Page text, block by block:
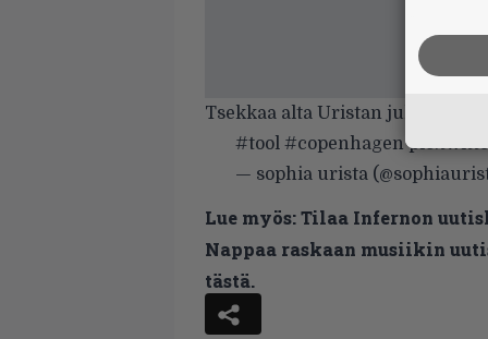
Tsekkaa alta Uristan julkaisu
#tool #copenhagen
— sophia urista
Lue myös:Tilaa Infernon
Nappaa raskaan musiikin
tästä.